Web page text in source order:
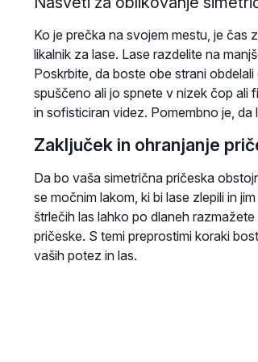
Ko je prečka na svojem mestu, je čas
likalnik za lase. Lase razdelite na
Poskrbite, da boste obe strani
spuščeno ali jo spnete v nizek čop ali
in sofisticiran videz. Pomembno je,
Zaključek in ohranjanje
Da bo vaša simetrična pričeska
se močnim lakom, ki bi lase zlepili in
štrlečih las lahko po dlaneh
pričeske. S temi preprostimi koraki
vaših potez in las.